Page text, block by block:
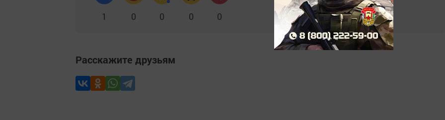
1 0 0 0 0
Расскажите друзьям